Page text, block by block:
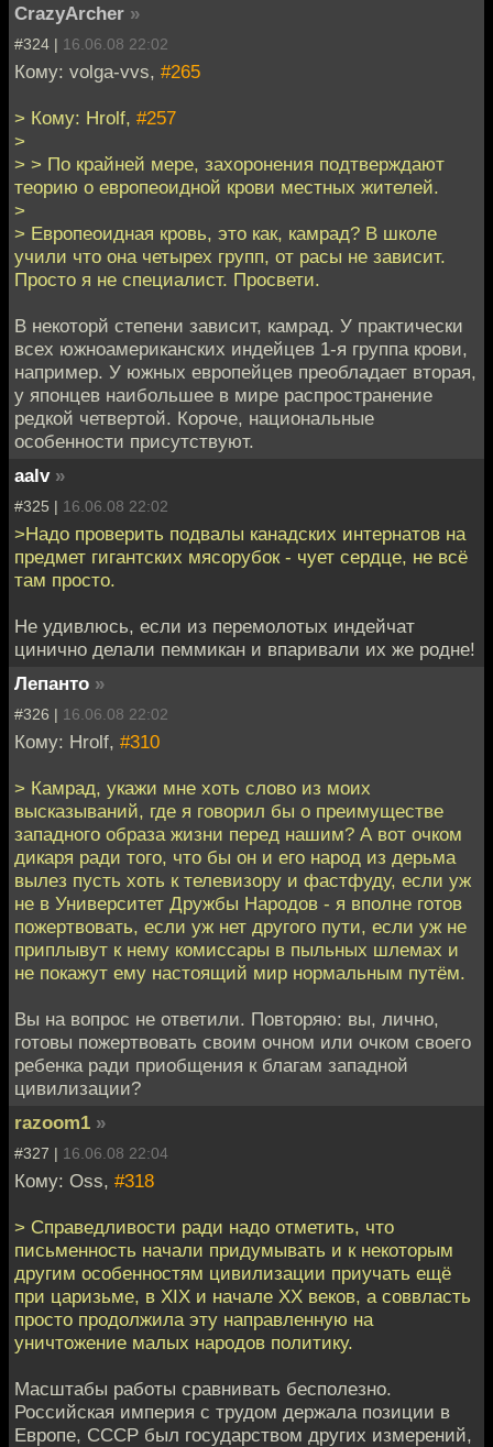
CrazyArcher »
#324 | 16.06.08 22:02
Кому: volga-vvs, #265
> Кому: Hrolf, #257
>
> > По крайней мере, захоронения подтверждают
теорию о европеоидной крови местных жителей.
>
> Европеоидная кровь, это как, камрад? В школе
учили что она четырех групп, от расы не зависит.
Просто я не специалист. Просвети.
В некоторй степени зависит, камрад. У практически
всех южноамериканских индейцев 1-я группа крови,
например. У южных европейцев преобладает вторая,
у японцев наибольшее в мире распространение
редкой четвертой. Короче, национальные
особенности присутствуют.
aalv »
#325 | 16.06.08 22:02
>Надо проверить подвалы канадских интернатов на
предмет гигантских мясорубок - чует сердце, не всё
там просто.
Не удивлюсь, если из перемолотых индейчат
цинично делали пеммикан и впаривали их же родне!
Лепанто »
#326 | 16.06.08 22:02
Кому: Hrolf, #310
> Камрад, укажи мне хоть слово из моих
высказываний, где я говорил бы о преимуществе
западного образа жизни перед нашим? А вот очком
дикаря ради того, что бы он и его народ из дерьма
вылез пусть хоть к телевизору и фастфуду, если уж
не в Университет Дружбы Народов - я вполне готов
пожертвовать, если уж нет другого пути, если уж не
приплывут к нему комиссары в пыльных шлемах и
не покажут ему настоящий мир нормальным путём.
Вы на вопрос не ответили. Повторяю: вы, лично,
готовы пожертвовать своим очном или очком своего
ребенка ради приобщения к благам западной
цивилизации?
razoom1 »
#327 | 16.06.08 22:04
Кому: Oss, #318
> Справедливости ради надо отметить, что
письменность начали придумывать и к некоторым
другим особенностям цивилизации приучать ещё
при царизьме, в XIX и начале XX веков, а соввласть
просто продолжила эту направленную на
уничтожение малых народов политику.
Масштабы работы сравнивать бесполезно.
Российская империя с трудом держала позиции в
Европе, СССР был государством других измерений,